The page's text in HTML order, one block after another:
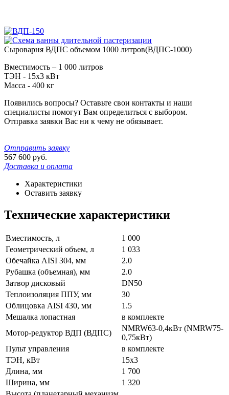
Сыроварня ВДПС объемом 1000 литров(ВДПС-1000)
Вместимость – 1 000 литров
ТЭН - 15х3 кВт
Масса - 400 кг
Появились вопросы? Оставьте свои контакты и наши
специалисты помогут Вам определиться с выбором.
Отправка заявки Вас ни к чему не обязывает.
Отправить заявку
567 600 руб.
Доставка и оплата
Характеристики
Оставить заявку
Технические характеристики
Вместимость, л
1 000
Геометрический объем, л
1 033
Обечайка AISI 304, мм
2.0
Рубашка (объемная), мм
2.0
Затвор дисковый
DN50
Теплоизоляция ППУ, мм
30
Облицовка AISI 430, мм
1.5
Мешалка лопастная
в комплекте
Мотор-редуктор ВДП (ВДПС)
NMRW63-0,4кВт (NMRW75-
0,75кВт)
Пульт управления
в комплекте
ТЭН, кВт
15х3
Длина, мм
1 700
Ширина, мм
1 320